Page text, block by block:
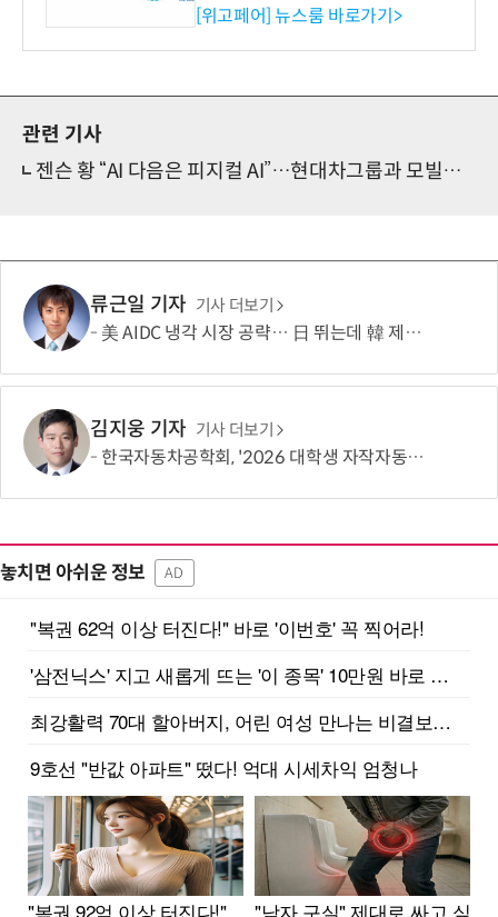
시엄 선정
[위고페어] 뉴스룸 바로가기>
관련 기사
젠슨 황 “AI 다음은 피지컬 AI”…현대차그룹과 모빌리티 빅뱅 예고
류근일 기자 기사 더보기
美 AIDC 냉각 시장 공략… 日 뛰는데 韓 제자리
김지웅 기자 기사 더보기
한국자동차공학회, '2026 대학생 자작자동차대회 포뮬러 부문' 개최
놓치면 아쉬운 정보 AD